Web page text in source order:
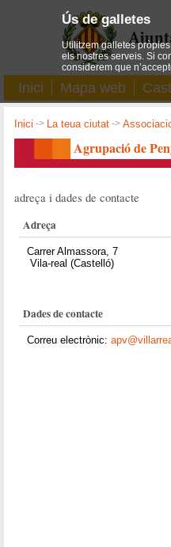
Inici Mapa web
Inici -> La teua ciutat ->
Agrupació de
adreça i dades de contacte
Adreça
Carrer Almassora, 7
Vila-real (Castelló)
Dades de contacte
Correu electrònic:
Ús de galletes
Utilitzem galletes
els nostres serveis. Si
considerem que